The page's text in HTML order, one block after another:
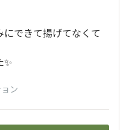
できて揚げてなくて
ン